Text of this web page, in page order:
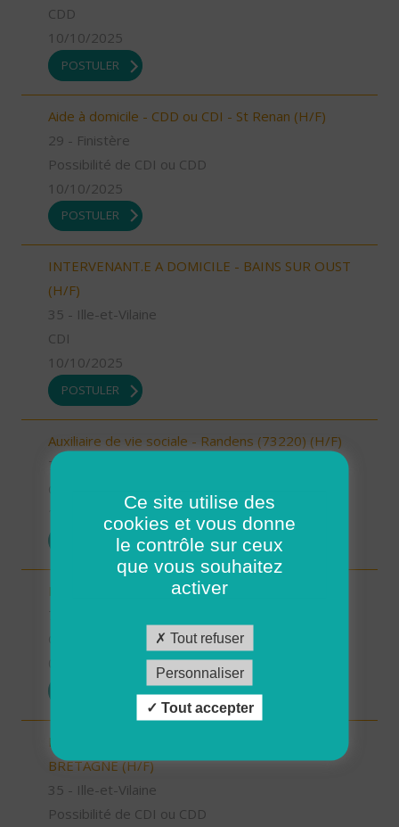
CDD
10/10/2025
POSTULER
Aide à domicile - CDD ou CDI - St Renan (H/F)
29 - Finistère
Possibilité de CDI ou CDD
10/10/2025
POSTULER
INTERVENANT.E A DOMICILE - BAINS SUR OUST
(H/F)
35 - Ille-et-Vilaine
CDI
10/10/2025
POSTULER
Auxiliaire de vie sociale - Randens (73220) (H/F)
73 - Savoie
POSTULER
Responsable de secteur (H/F)
INTERVENANT.E A DOMICILE - BAIN DE
BRETAGNE (H/F)
35 - Ille-et-Vilaine
Possibilité de CDI ou CDD
Ce site utilise des
cookies et vous donne
le contrôle sur ceux
que vous souhaitez
activer
Tout refuser
Personnaliser
Tout accepter